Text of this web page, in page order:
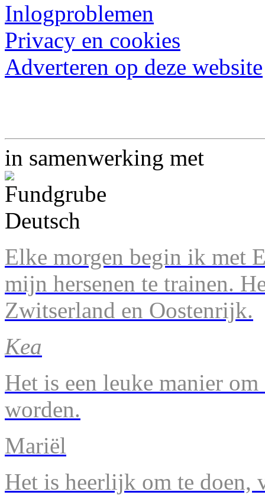
Inlogproblemen
Privacy en cookies
Adverteren op deze website
in samenwerking met
Elke morgen begin ik met
mijn hersenen te trainen.
Zwitserland en Oostenrijk.
Kea
Het is een leuke manier
worden.
Mariël
Het is heerlijk om te doen,